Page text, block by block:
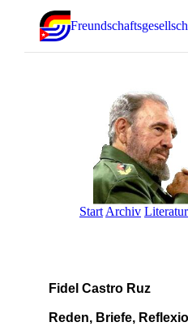
Start Archiv Literatur
Fidel Castro Ruz
Reden, Briefe,